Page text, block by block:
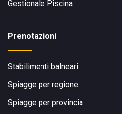
Gestionale Piscina
Prenotazioni
Stabilimenti balneari
Spiagge per regione
Spiagge per provincia